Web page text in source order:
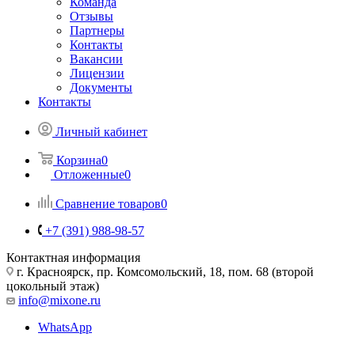
Отзывы
Партнеры
Контакты
Вакансии
Лицензии
Документы
Контакты
Личный кабинет
Корзина0
Отложенные0
Сравнение товаров0
+7 (391) 988-98-57
Контактная информация
г. Красноярск, пр. Комсомольский, 18, пом. 68 (второй
цокольный этаж)
info@mixone.ru
WhatsApp